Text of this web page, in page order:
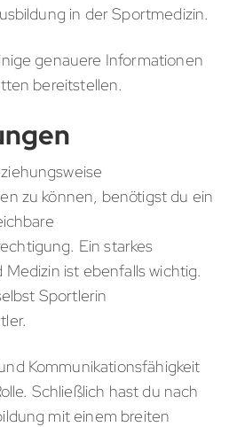
in der Sportmedizin.
genauere Informationen
bereitstellen.
zu können, benötigst du ein
Ein starkes
ist ebenfalls wichtig.
Sportlerin
Kommunikationsfähigkeit
Schließlich hast du nach
mit einem breiten